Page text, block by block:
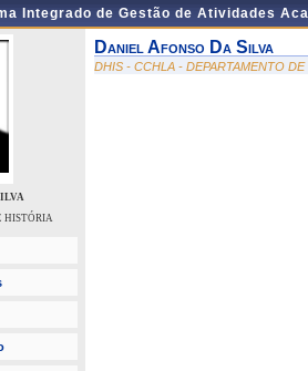
Integrado de Gestão de Atividades
HISTÓRIA
Daniel Afonso Da Silva
DHIS - CCHLA - DEPARTAMENTO